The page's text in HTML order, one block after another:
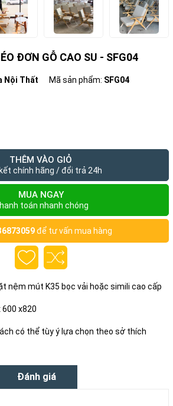
ĐƠN GỖ CAO SU - SFG04
Nội Thất Mã sản phẩm: SFG04
THÊM VÀO GIỎ
chính hãng / đổi trả 24h
MUA NGAY
toán nhanh chóng
để tư vấn mua hàng
nệm mút K35 bọc vải hoặc simili cao cấp
x820
có thể tùy ý lựa chọn theo sở thích
Đánh giá